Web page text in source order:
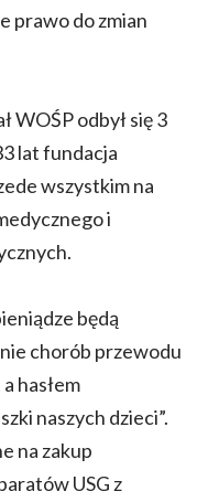
prawo do zmian
WOŚP odbył się 3
lat fundacja
wszystkim na
i
będą
chorób przewodu
hasłem
naszych dzieci”.
na zakup
USG z